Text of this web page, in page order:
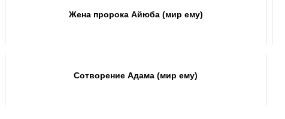
Жена пророка Айюба (мир ему)
Сотворение Адама (мир ему)